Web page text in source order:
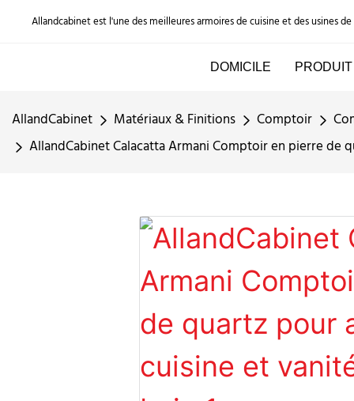
Allandcabinet est l'une des meilleures armoires de cuisine et des usines
DOMICILE PRODUIT
AllandCabinet Matériaux & Finitions Comptoir
AllandCabinet Calacatta Armani Comptoir en pierre de